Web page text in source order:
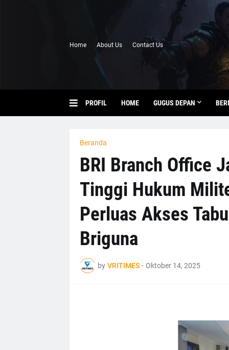
Home About Us Contact Us
PROFIL HOME GUGUS DEPAN
Beranda
BRI Branch Office
Tinggi Hukum
Perluas Akses
Briguna
by VRITIMES - Oktober 14, 2025